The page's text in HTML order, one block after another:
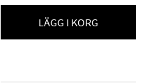
LÄGG I KORG